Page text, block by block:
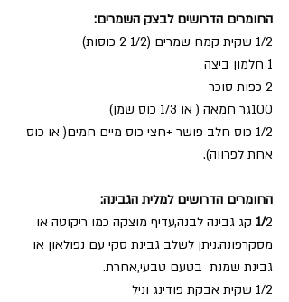
החומרים הדרושים לבצק השמרים:
1/2 שקית קמח שמרים (1/2 2 כוסות)
1 חלמון ביצה
2 כפות סוכר
100גר חמאה ( או 1/3 כוס שמן)
1/2 כוס חלב פושר +חצי כוס מיים חמים( או כוס
אחת לפרווה).
החומרים הדרושים למלית הגבינה:
1/ 2 קג גבינה לבנה,עדיף מוצקה כמו ריקוטה או
מסקרפונה.ניתן לשלב גבינת סקי עם נפולאון או
גבינת שמנת  בטעם טבעי,אחרת.
1/2 שקית אבקת פודינג וניל